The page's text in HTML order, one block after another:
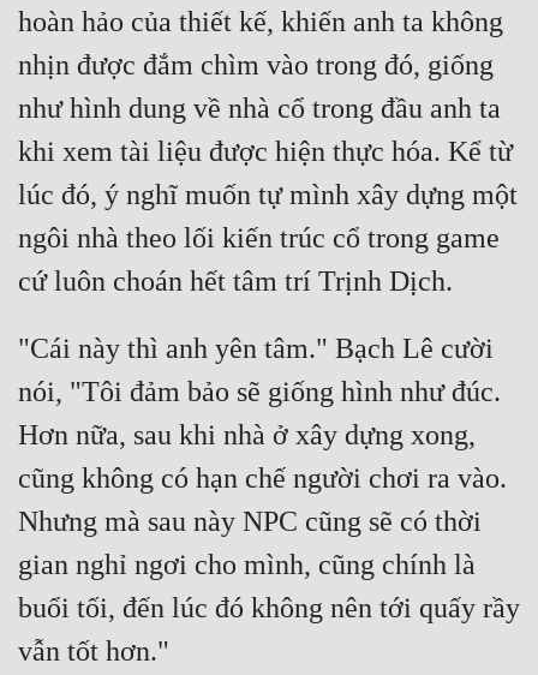
hoàn hảo của thiết kế, khiến anh ta không
nhịn được đắm chìm vào trong đó, giống
như hình dung về nhà cổ trong đầu anh ta
khi xem tài liệu được hiện thực hóa. Kể từ
lúc đó, ý nghĩ muốn tự mình xây dựng một
ngôi nhà theo lối kiến trúc cổ trong game
"Cái này thì anh yên tâm." Bạch Lê cười
nói, "Tôi đảm bảo sẽ giống hình như đúc.
Hơn nữa, sau khi nhà ở xây dựng xong,
cũng không có hạn chế người chơi ra vào.
Nhưng mà sau này NPC cũng sẽ có thời
gian nghỉ ngơi cho mình, cũng chính là
buổi tối, đến lúc đó không nên tới quấy rầy